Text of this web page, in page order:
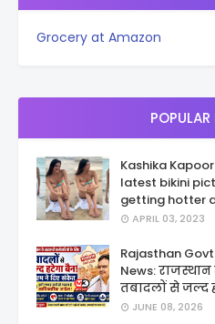
Grocery at Amazon
Kashika
latest bikini
getting hotter
APRIL 03, 2023
Rajasthan
News:
तबादलों से जल्द
JUNE 08, 2026